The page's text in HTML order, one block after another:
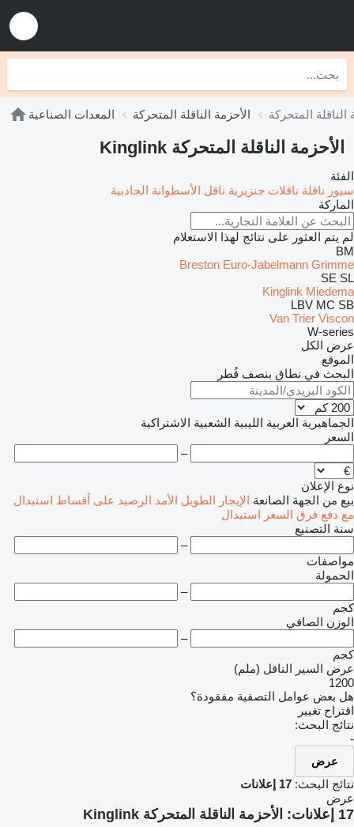
المعدات الصناعية الأحزمة الناقلة المتحركة
الأحزمة الناقلة المتحركة Kinglink
الفئة
سيور ناقلة ناقلات جنزيرية ناقل الأسطوانة الجاذبية
الماركة
لم يتم العثور على نتائج لهذا الاستعلام
BM
Breston Euro-Jabelmann Grimme
SE SL
Kinglink Miedema
LBV MC SB
Van Trier Viscon
W-series
عرض الكل
الموقع
البحث في نطاق بنصف قُطر
الجماهيرية العربية الليبية الشعبية الاشتراكية
السعر
–
نوع الإعلان
بيع من الجهة الصانعة الإيجار الطويل الأمد الرصيد على أقساط استبدال
مع دفع فرق السعر استبدال
سنة التصنيع
–
مواصفات
الحمولة
–
كجم
الوزن الصافي
–
كجم
عرض السير الناقل (ملم)
1200
هل بعض عوامل التصفية مفقودة؟
اقتراح تغيير
نتائج البحث:
-
عرض
نتائج البحث: 17 إعلانات
عرض
17 إعلانات: الأحزمة الناقلة المتحركة Kinglink